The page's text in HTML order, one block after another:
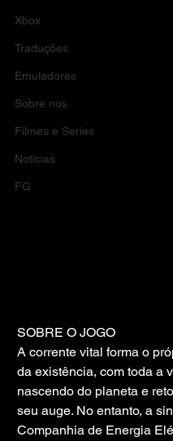
Xbox
Traduções
Emuladores
Sobre nos
Filmes e Series
Noticias
FG
SOBRE O JOGO
A corrente vital forma o
da existência, com toda a
nascendo do planeta e
seu auge. No entanto, a
Companhia de Energia